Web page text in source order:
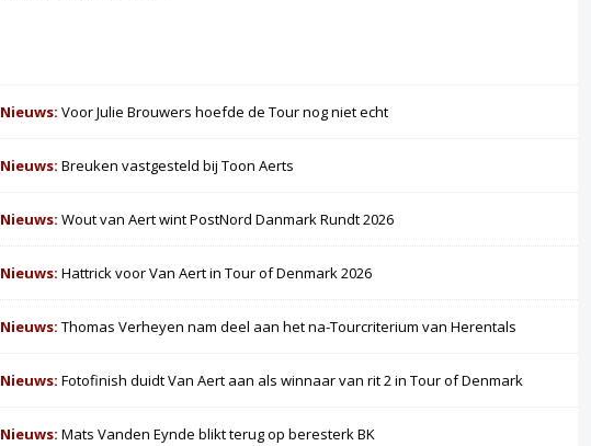
Nieuws:Voor Julie Brouwers hoefde de Tour nog niet echt
Nieuws:Breuken vastgesteld bij Toon Aerts
Nieuws:Wout van Aert wint PostNord Danmark Rundt 2026
Nieuws:Hattrick voor Van Aert in Tour of Denmark 2026
Nieuws:Thomas Verheyen nam deel aan het na-Tourcriterium van Herentals
Nieuws:Fotofinish duidt Van Aert aan als winnaar van rit 2 in Tour of Denmark
Nieuws:Mats Vanden Eynde blikt terug op beresterk BK